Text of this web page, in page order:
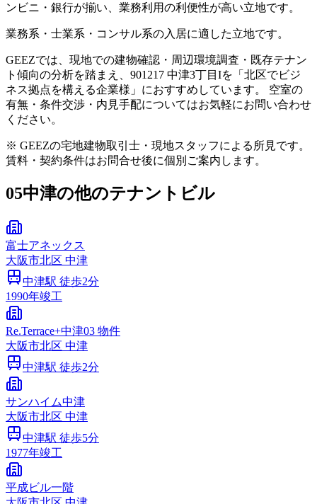
ンビニ・銀行が揃い、業務利用の利便性が高い立地です。
業務系・士業系・コンサル系の入居に適した立地です。
GEEZでは、現地での建物確認・周辺環境調査・既存テナン
ト傾向の分析を踏まえ、901217 中津3丁目Iを「北区でビジ
ネス拠点を構える企業様」におすすめしています。 空室の
有無・条件交渉・内見手配についてはお気軽にお問い合わせ
ください。
※ GEEZの宅地建物取引士・現地スタッフによる所見です。
賃料・契約条件はお問合せ後に個別ご案内します。
05中津の他のテナントビル
富士アネックス
大阪市北区 中津
中津駅 徒歩2分
1990年竣工
Re.Terrace+中津03 物件
大阪市北区 中津
中津駅 徒歩2分
サンハイム中津
大阪市北区 中津
中津駅 徒歩5分
1977年竣工
平成ビル一階